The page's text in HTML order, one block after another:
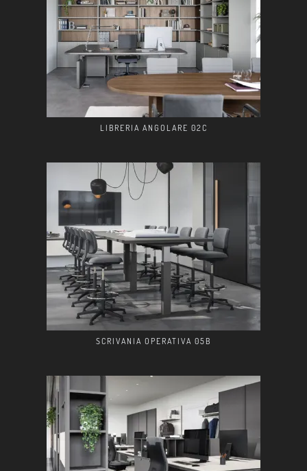
LIBRERIA ANGOLARE 02C
SCRIVANIA OPERATIVA 05B